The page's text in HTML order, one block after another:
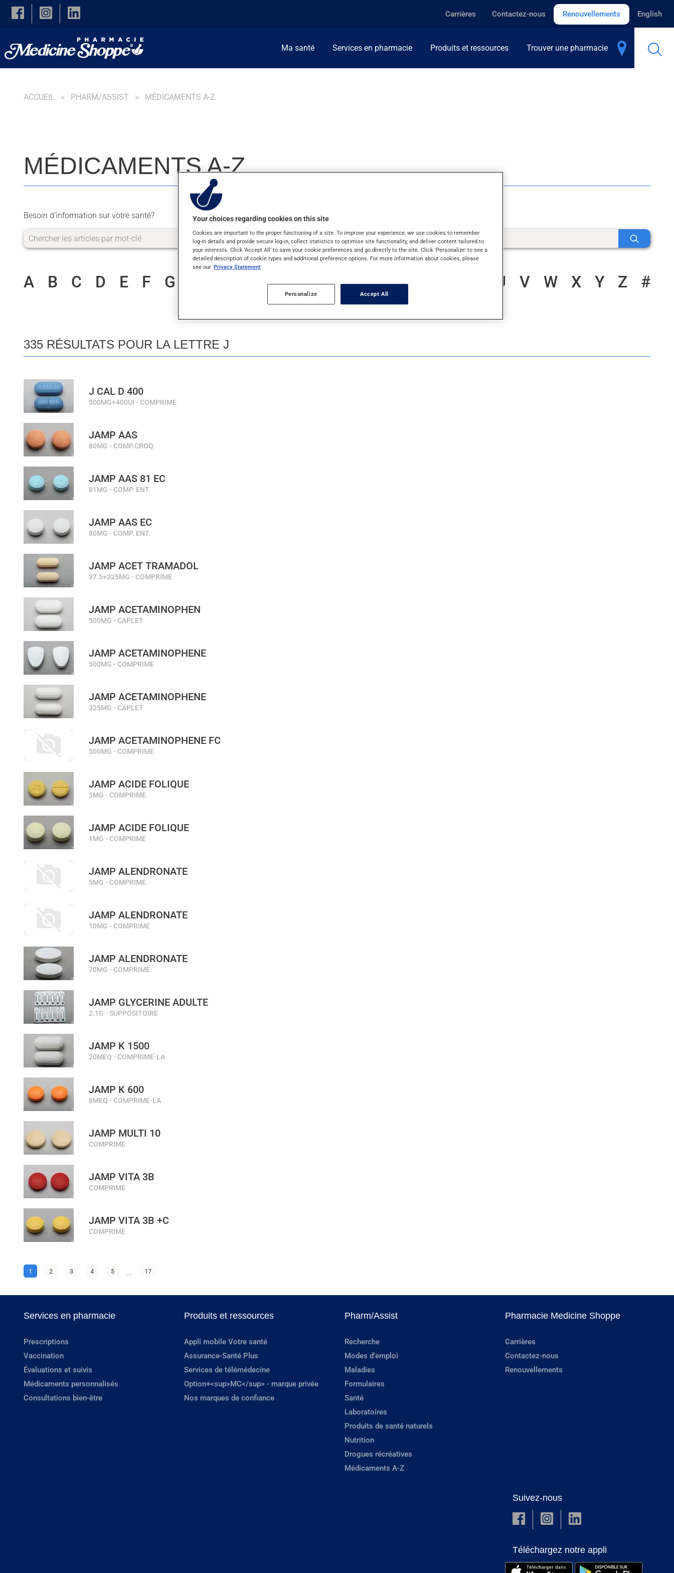
Skip to main content
Carrières Contactez-nous Renouvellements English
Ma santé Services en pharmacie Produits et ressources Trouver une pharmacie
ACCUEIL PHARM/ASSIST MÉDICAMENTS A-Z
MÉDICAMENTS A-Z
Besoin d'information sur votre santé?
A B C D E F G L M N O P Q U V W X Y Z #
335 RÉSULTATS POUR LA LETTRE J
J CAL D 400
500MG+400UI - COMPRIME
JAMP AAS
80MG - COMP.CROQ.
JAMP AAS 81 EC
81MG - COMP. ENT.
JAMP AAS EC
80MG - COMP. ENT.
JAMP ACET TRAMADOL
37.5+325MG - COMPRIME
JAMP ACETAMINOPHEN
500MG - CAPLET
JAMP ACETAMINOPHENE
500MG - COMPRIME
JAMP ACETAMINOPHENE
325MG - CAPLET
JAMP ACETAMINOPHENE FC
500MG - COMPRIME
JAMP ACIDE FOLIQUE
5MG - COMPRIME
JAMP ACIDE FOLIQUE
1MG - COMPRIME
JAMP ALENDRONATE
5MG - COMPRIME
JAMP ALENDRONATE
10MG - COMPRIME
JAMP ALENDRONATE
70MG - COMPRIME
JAMP GLYCERINE ADULTE
2.1G - SUPPOSITOIRE
JAMP K 1500
20MEQ - COMPRIME-LA
JAMP K 600
8MEQ - COMPRIME-LA
JAMP MULTI 10
COMPRIME
JAMP VITA 3B
COMPRIME
JAMP VITA 3B +C
COMPRIME
1 2 3 4 5 ... 17
Services en pharmacie
Prescriptions
Vaccination
Évaluations et suivis
Médicaments personnalisés
Consultations bien-être
Produits et ressources
Appli mobile Votre santé
Assurance-Santé Plus
Services de télémédecine
Option+<sup>MC</sup> - marque privée
Nos marques de confiance
Pharm/Assist
Recherche
Modes d'emploi
Maladies
Formulaires
Santé
Laboratoires
Produits de santé naturels
Nutrition
Drogues récréatives
Médicaments A-Z
Pharmacie Medicine Shoppe
Carrières
Contactez-nous
Renouvellements
Suivez-nous
Téléchargez notre appli
Your choices regarding cookies on this site
Cookies are important to the proper functioning of a site. To improve your experience, we use cookies to remember
log-in details and provide secure log-in, collect statistics to optimise site functionality, and deliver content tailored to
your interests. Click 'Accept All' to save your cookie preferences and go directly to the site. Click 'Personalize' to see a
detailed description of cookie types and additional preference options. For more information about cookies, please
see our Privacy Statement
Personalize Accept All